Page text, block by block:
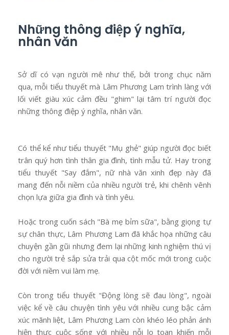
Những thông điệp ý nghĩa,
nhân văn
Sở dĩ có vạn người mê như thế, bởi trong chục năm
qua, mỗi tiểu thuyết mà Lâm Phương Lam trình làng với
lối viết giàu xúc cảm đều "ghim" lại tâm trí người đọc
những thông điệp ý nghĩa, nhân văn.
Có thể kể như tiểu thuyết "Mụ ghẻ" giúp người đọc biết
trân quý hơn tình thân gia đình, tình mẫu tử. Hay trong
tiểu thuyết "Say đắm", nữ nhà văn xinh đẹp này đã
mang đến nỗi niềm của nhiều người trẻ, khi chênh vênh
chọn lựa giữa gia đình và tình yêu.
Hoặc trong cuốn sách "Bà mẹ bỉm sữa", bằng giọng tự
sự chân thực, Lâm Phương Lam đã khắc họa những câu
chuyện gần gũi nhưng đem lại những kinh nghiệm thú vị
cho người trẻ sắp sửa trải qua cột mốc mới trong cuộc
đời với niềm vui làm mẹ.
Còn trong tiểu thuyết "Động lòng sẽ đau lòng", ngoài
việc kể về câu chuyện tình yêu với nhiều cung bậc cảm
xúc mãnh liệt, Lâm Phương Lam còn khéo léo phản ánh
hiện thực cuộc sống với nhiều nỗi lo toan khiến mỗi